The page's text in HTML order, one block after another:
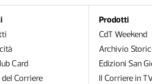
Card
Corriere
Prodotti
CdT Weekend
Archivio
Edizioni San
Il Corriere in